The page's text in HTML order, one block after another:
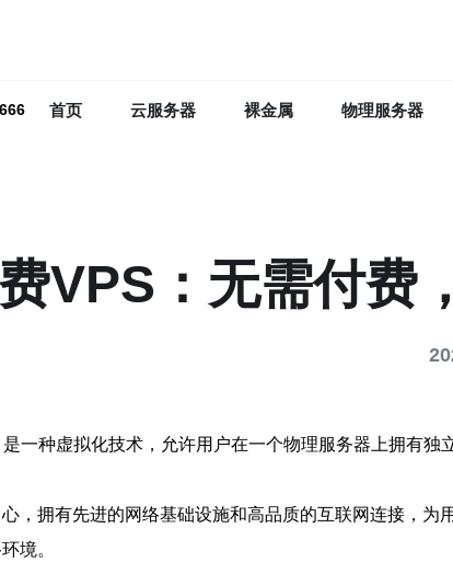
首页 云服务器 裸金属 物理服务器
VPS：无需付费
一种虚拟化技术，允许用户在一个物理服务器上拥有
，拥有先进的网络基础设施和高品质的互联网连接，
境。